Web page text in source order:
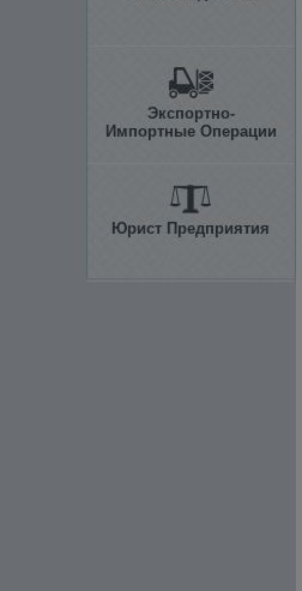
Экспортно-
Импортные Операции
Юрист Предприятия